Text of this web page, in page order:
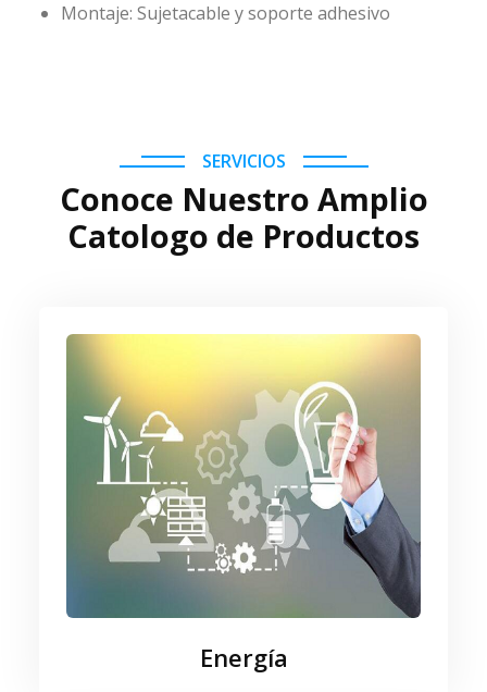
Montaje: Sujetacable y soporte adhesivo
SERVICIOS
Conoce Nuestro Amplio
Catologo de Productos
Energía